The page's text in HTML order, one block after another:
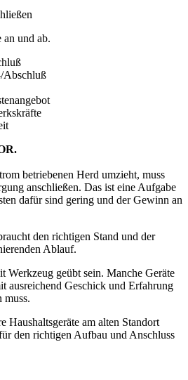
an und ab.
Abschluß
betriebenen Herd umzieht, muss
anschließen. Das ist eine Aufgabe
dafür sind gering und der Gewinn an
den richtigen Stand und der
Ablauf.
Werkzeug geübt sein. Manche Geräte
ausreichend Geschick und Erfahrung
muss.
Haushaltsgeräte am alten Standort
den richtigen Aufbau und Anschluss